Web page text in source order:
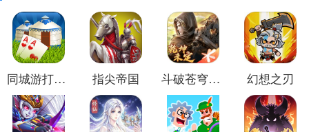
同城游打大尖 指尖帝国 斗破苍穹：异火重燃 幻想之刃